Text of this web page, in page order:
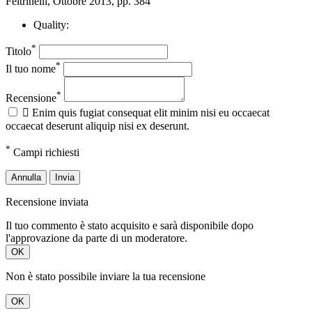
Quality:
Titolo*
Il tuo nome*
Recensione*
 Enim quis fugiat consequat elit minim nisi eu occaecat
occaecat deserunt aliquip nisi ex deserunt.
* Campi richiesti
Annulla Invia
Recensione inviata
Il tuo commento è stato acquisito e sarà disponibile dopo
l'approvazione da parte di un moderatore.
OK
Non è stato possibile inviare la tua recensione
OK